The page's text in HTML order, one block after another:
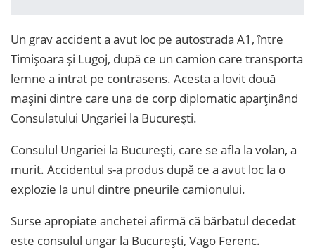
Un grav accident a avut loc pe autostrada A1, între
Timişoara şi Lugoj, după ce un camion care transporta
lemne a intrat pe contrasens. Acesta a lovit două
maşini dintre care una de corp diplomatic aparţinând
Consulatului Ungariei la Bucureşti.
Consulul Ungariei la Bucureşti, care se afla la volan, a
murit. Accidentul s-a produs după ce a avut loc la o
explozie la unul dintre pneurile camionului.
Surse apropiate anchetei afirmă că bărbatul decedat
este consulul ungar la Bucureşti, Vago Ferenc.